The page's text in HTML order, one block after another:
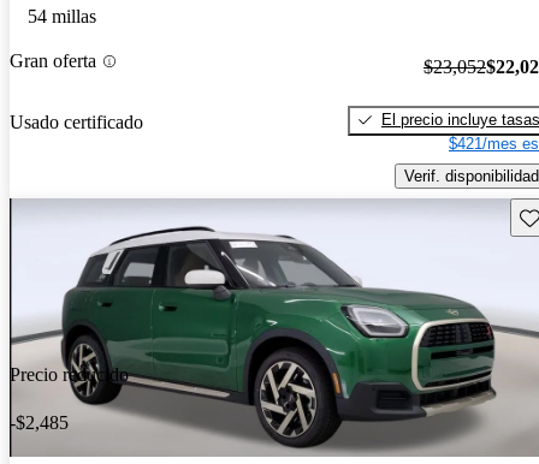
54 millas
Gran oferta
Usado certificado
$23,052
El precio incluye tasas
$421/mes
Verif. disponibilidad
Precio reducido
-$2,485